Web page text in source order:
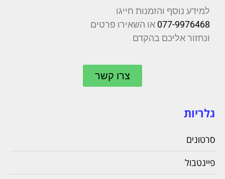
למידע נוסף והזמנות חייגו
077-9976468 או השאירו פרטים
ונחזור אליכם בהקדם
צרו קשר
גלריות
סרטונים
פיינטבול